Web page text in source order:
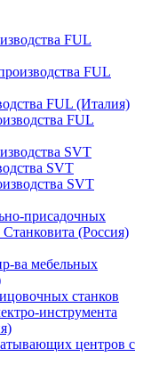
FUL
FUL
FUL (Италия)
FUL
SVT
SVT
SVT
присадочных
Станковита (Россия)
ва мебельных
станков
инструмента
центров с